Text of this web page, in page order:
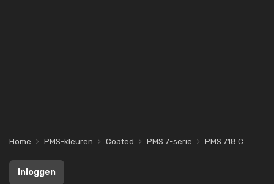
Home PMS-kleuren Coated PMS 7-serie PMS 718 C
Inloggen